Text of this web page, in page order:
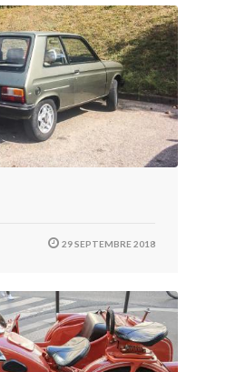
29 SEPTEMBRE 2018